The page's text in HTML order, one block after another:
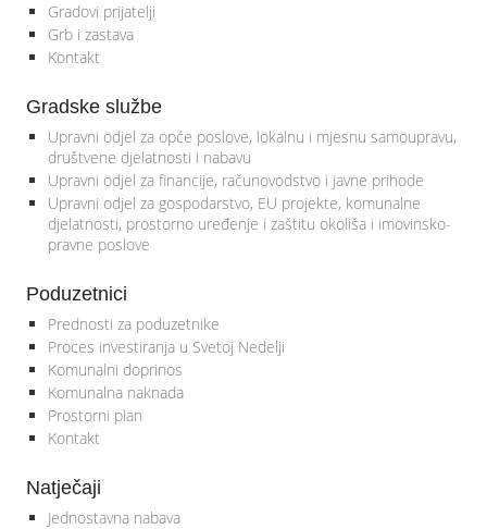
Gradovi prijatelji
Grb i zastava
Kontakt
Gradske službe
Upravni odjel za opće poslove, lokalnu i mjesnu samoupravu,
društvene djelatnosti i nabavu
Upravni odjel za financije, računovodstvo i javne prihode
Upravni odjel za gospodarstvo, EU projekte, komunalne
djelatnosti, prostorno uređenje i zaštitu okoliša i imovinsko-
pravne poslove
Poduzetnici
Prednosti za poduzetnike
Proces investiranja u Svetoj Nedelji
Komunalni doprinos
Komunalna naknada
Prostorni plan
Kontakt
Natječaji
Jednostavna nabava